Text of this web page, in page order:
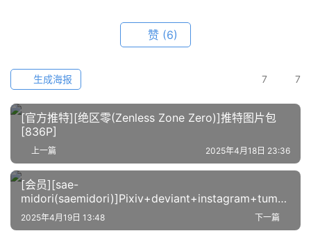
公
素
材
图
赞 (6)
7 7
生成海报
[官方推特][绝区零(‌Zenless Zone Zero)]推特图片包
[836P]
上一篇 2025年4月18日 23:36
[会员][sae-
midori(saemidori)]Pixiv+deviant+instagram+tumbl
r图片包[186P]
下一篇
2025年4月19日 13:48